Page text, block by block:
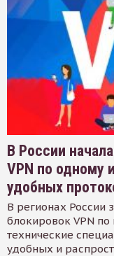
В России
VPN по одному
удобных
В регионах России
блокировок VPN
технические
удобных и